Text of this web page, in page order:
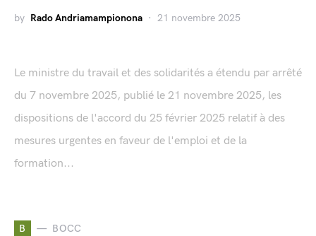
by Rado Andriamampionona 21 novembre 2025
Le ministre du travail et des solidarités a étendu par arrêté
du 7 novembre 2025, publié le 21 novembre 2025, les
dispositions de l'accord du 25 février 2025 relatif à des
mesures urgentes en faveur de l'emploi et de la
formation...
B BOCC